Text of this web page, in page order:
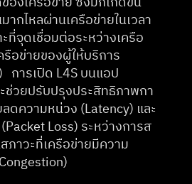
ากไหลผ่านเครือข่ายในเวลา
ที่จุดเชื่อมต่อระหว่างเครือ
รือข่ายของผู้ให้บริการ
การเปิด L4S บนแอป
ช่วยปรับปรุงประสิทธิภาพกา
ดความหน่วง (Latency) และ
Loss) ระหว่างการส
ภาวะที่เครือข่ายมีความ